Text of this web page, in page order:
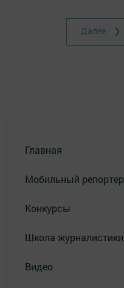
Далее ❯
Главная
Мобильный репортер
Конкурсы
Школа журналистики
Видео